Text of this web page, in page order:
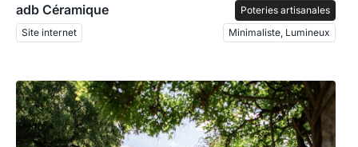
adb Céramique
Poteries artisanales
Site internet
Minimaliste, Lumineux